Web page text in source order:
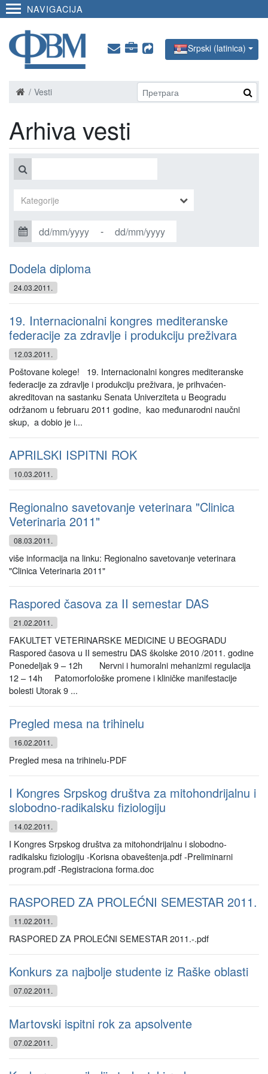
NAVIGACIJA
Srpski (latinica)
Vesti
Arhiva vesti
-
Dodela diploma
24.03.2011.
19. Internacionalni kongres mediteranske
federacije za zdravlje i produkciju preživara
12.03.2011.
Poštovane kolege! 19. Internacionalni kongres mediteranske
federacije za zdravlje i produkciju preživara, je prihvaćen-
akreditovan na sastanku Senata Univerziteta u Beogradu
održanom u februaru 2011 godine, kao međunarodni naučni
skup, a dobio je i...
APRILSKI ISPITNI ROK
10.03.2011.
Regionalno savetovanje veterinara "Clinica
Veterinaria 2011"
08.03.2011.
više informacija na linku: Regionalno savetovanje veterinara
"Clinica Veterinaria 2011"
Raspored časova za II semestar DAS
21.02.2011.
FAKULTET VETERINARSKE MEDICINE U BEOGRADU
Raspored časova u II semestru DAS školske 2010 /2011. godine
Ponedeljak 9 – 12h Nervni i humoralni mehanizmi regulacija
12 – 14h Patomorfološke promene i kliničke manifestacije
bolesti Utorak 9 ...
Pregled mesa na trihinelu
16.02.2011.
Pregled mesa na trihinelu-PDF
I Kongres Srpskog društva za mitohondrijalnu i
slobodno-radikalsku fiziologiju
14.02.2011.
I Kongres Srpskog društva za mitohondrijalnu i slobodno-
radikalsku fiziologiju -Korisna obaveštenja.pdf -Preliminarni
program.pdf -Registraciona forma.doc
RASPORED ZA PROLEĆNI SEMESTAR 2011.
11.02.2011.
RASPORED ZA PROLEĆNI SEMESTAR 2011.-.pdf
Konkurs za najbolje studente iz Raške oblasti
07.02.2011.
Martovski ispitni rok za apsolvente
07.02.2011.